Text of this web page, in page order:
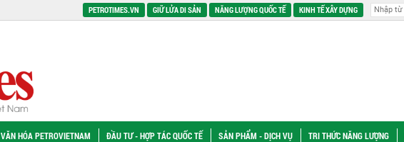
PETROTIMES.VN GIỮ LỬA DI SẢN NĂNG LƯỢNG QUỐC TẾ KINH TẾ XÂY DỰNG
VĂN HÓA PETROVIETNAM ĐẦU TƯ - HỢP TÁC QUỐC TẾ SẢN PHẨM - DỊCH VỤ TRI THỨC NĂNG LƯỢNG